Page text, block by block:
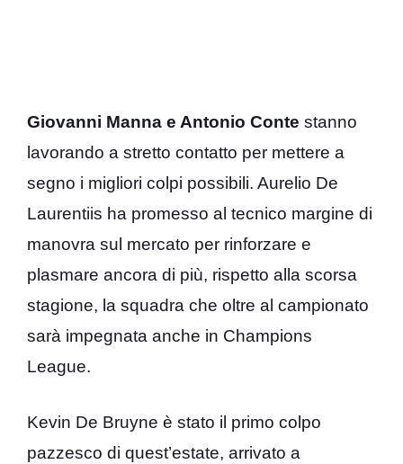
Giovanni Manna e Antonio Conte stanno
lavorando a stretto contatto per mettere a
segno i migliori colpi possibili. Aurelio De
Laurentiis ha promesso al tecnico margine di
manovra sul mercato per rinforzare e
plasmare ancora di più, rispetto alla scorsa
stagione, la squadra che oltre al campionato
sarà impegnata anche in Champions
League.
Kevin De Bruyne è stato il primo colpo
pazzesco di quest’estate, arrivato a